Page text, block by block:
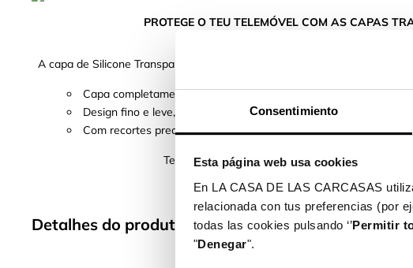
Consentimiento
Esta página web usa cookies
En LA CASA DE LAS CARCASAS
relacionada con tus preferencias (por
todas las cookies pulsando ‘’Permitir
"Denegar".
PROTEGE O TEU TELEMÓVEL COM AS CAPAS
A capa de Silicone Transparente flexível garante a melhor proteção para
Capa completamente reforçada, fabricada com silicone líquido
Design fino e leve, de maneira que não aporta volume nem
Com recortes precisos e um acabamento perfeito, permite o
Temos mais de 400 modelos de telemóvel
Detalhes do produto